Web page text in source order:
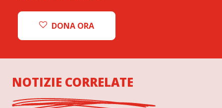
DONA ORA
NOTIZIE CORRELATE